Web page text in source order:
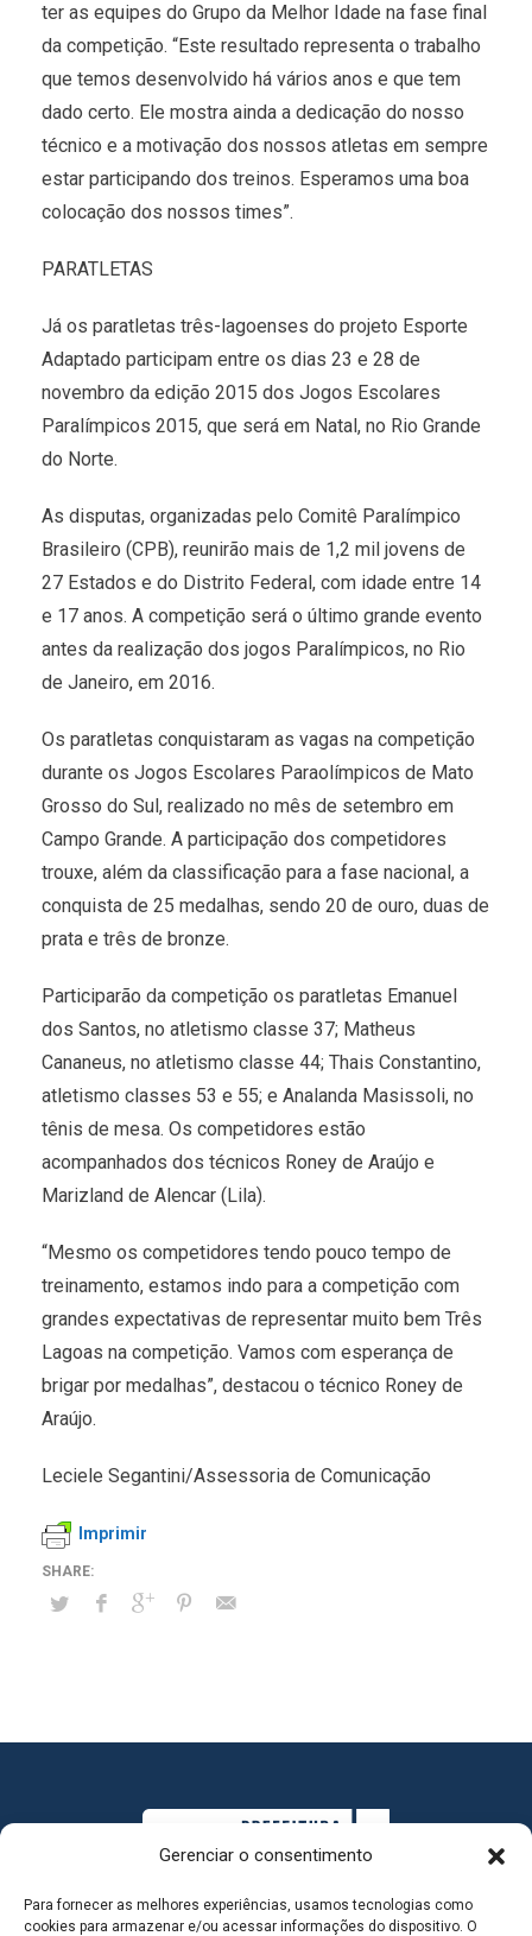
Gerenciar o consentimento
Para fornecer as melhores experiências, usamos tecnologias como
cookies para armazenar e/ou acessar informações do dispositivo. O
ter as equipes do Grupo da Melhor Idade na fase final
da competição. “Este resultado representa o trabalho
que temos desenvolvido há vários anos e que tem
dado certo. Ele mostra ainda a dedicação do nosso
técnico e a motivação dos nossos atletas em sempre
estar participando dos treinos. Esperamos uma boa
colocação dos nossos times”.
PARATLETAS
Já os paratletas três-lagoenses do projeto Esporte
Adaptado participam entre os dias 23 e 28 de
novembro da edição 2015 dos Jogos Escolares
Paralímpicos 2015, que será em Natal, no Rio Grande
do Norte.
As disputas, organizadas pelo Comitê Paralímpico
Brasileiro (CPB), reunirão mais de 1,2 mil jovens de
27 Estados e do Distrito Federal, com idade entre 14
e 17 anos. A competição será o último grande evento
antes da realização dos jogos Paralímpicos, no Rio
de Janeiro, em 2016.
Os paratletas conquistaram as vagas na competição
durante os Jogos Escolares Paraolímpicos de Mato
Grosso do Sul, realizado no mês de setembro em
Campo Grande. A participação dos competidores
trouxe, além da classificação para a fase nacional, a
conquista de 25 medalhas, sendo 20 de ouro, duas de
prata e três de bronze.
Participarão da competição os paratletas Emanuel
dos Santos, no atletismo classe 37; Matheus
Cananeus, no atletismo classe 44; Thais Constantino,
atletismo classes 53 e 55; e Analanda Masissoli, no
tênis de mesa. Os competidores estão
acompanhados dos técnicos Roney de Araújo e
Marizland de Alencar (Lila).
“Mesmo os competidores tendo pouco tempo de
treinamento, estamos indo para a competição com
grandes expectativas de representar muito bem Três
Lagoas na competição. Vamos com esperança de
brigar por medalhas”, destacou o técnico Roney de
Araújo.
Leciele Segantini/Assessoria de Comunicação
Imprimir